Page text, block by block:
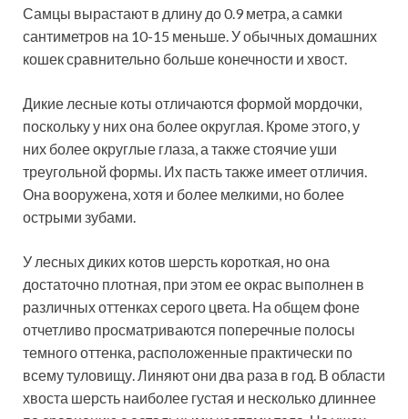
Самцы вырастают в длину до 0.9 метра, а самки
сантиметров на 10-15 меньше. У обычных домашних
кошек сравнительно больше конечности и хвост.
Дикие лесные коты отличаются формой мордочки,
поскольку у них она более округлая. Кроме этого, у
них более округлые глаза, а также стоячие уши
треугольной формы. Их пасть также имеет отличия.
Она вооружена, хотя и более мелкими, но более
острыми зубами.
У лесных диких котов шерсть короткая, но она
достаточно плотная, при этом ее окрас выполнен в
различных оттенках серого цвета. На общем фоне
отчетливо просматриваются поперечные полосы
темного оттенка, расположенные практически по
всему туловищу. Линяют они два раза в год. В области
хвоста шерсть наиболее густая и несколько длиннее